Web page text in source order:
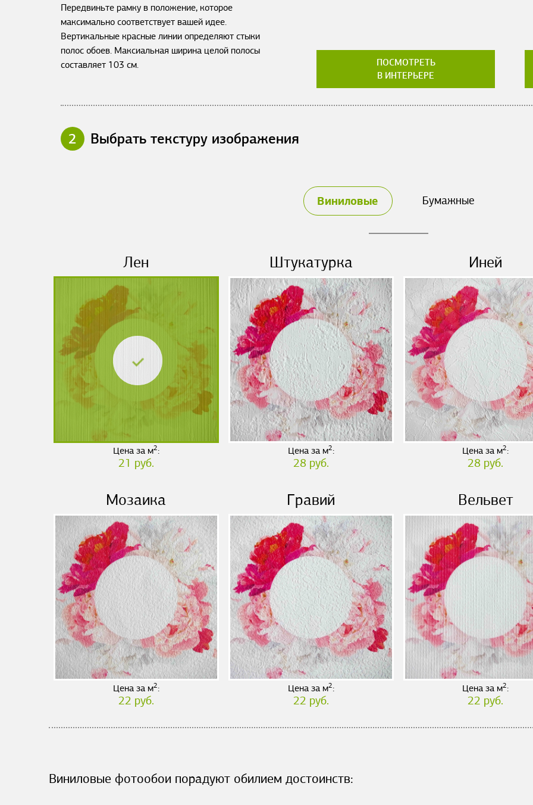
Передвиньте рамку в положение, которое
максимально соответствует вашей идее.
Вертикальные красные линии определяют стыки
полос обоев. Максиальная ширина целой полосы
составляет 103 см.
ПОСМОТРЕТЬ
В ИНТЕРЬЕРЕ
2 Выбрать текстуру изображения
Виниловые Бумажные
Лен
Цена за м2:
21 руб.
Штукатурка
Цена за м2:
28 руб.
Иней
Цена за м2:
28 руб.
Мозаика
Цена за м2:
22 руб.
Гравий
Цена за м2:
22 руб.
Вельвет
Цена за м2:
22 руб.
Виниловые фотообои порадуют обилием достоинств: